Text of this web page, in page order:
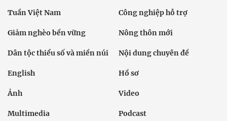
Tuần Việt Nam Công nghiệp hỗ trợ
Giảm nghèo bền vững Nông thôn mới
Dân tộc thiểu số và miền núi Nội dung chuyên đề
English Hồ sơ
Ảnh Video
Multimedia Podcast